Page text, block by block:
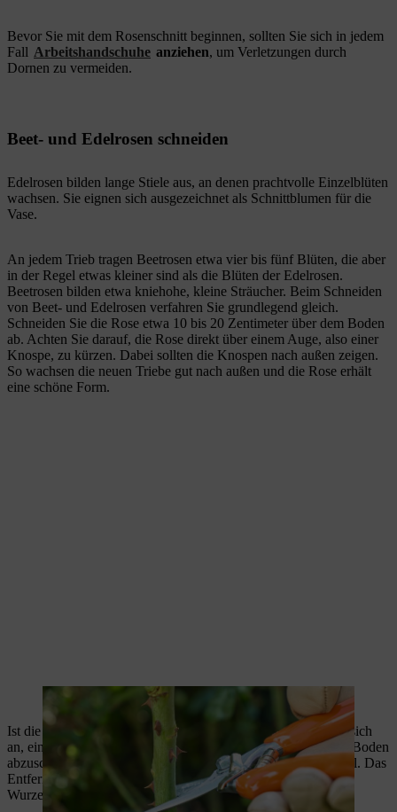
Bevor Sie mit dem Rosenschnitt beginnen, sollten Sie sich in jedem
Fall Arbeitshandschuhe anziehen, um Verletzungen durch
Dornen zu vermeiden.
Beet- und Edelrosen schneiden
Edelrosen bilden lange Stiele aus, an denen prachtvolle Einzelblüten
wachsen. Sie eignen sich ausgezeichnet als Schnittblumen für die
Vase.
An jedem Trieb tragen Beetrosen etwa vier bis fünf Blüten, die aber
in der Regel etwas kleiner sind als die Blüten der Edelrosen.
Beetrosen bilden etwa kniehohe, kleine Sträucher. Beim Schneiden
von Beet- und Edelrosen verfahren Sie grundlegend gleich.
Schneiden Sie die Rose etwa 10 bis 20 Zentimeter über dem Boden
ab. Achten Sie darauf, die Rose direkt über einem Auge, also einer
Knospe, zu kürzen. Dabei sollten die Knospen nach außen zeigen.
So wachsen die neuen Triebe gut nach außen und die Rose erhält
eine schöne Form.
Die Rose wird immer direkt über einem Auge abgeschnitten.
Ist die Rose älter und hat einige sehr kräftige Triebe, bietet es sich
an, einen oder zwei davon mit der Astschere knapp über dem Boden
abzuschneiden. Kürzen Sie aber niemals alle Triebe auf einmal. Das
Entfernen der Triebe regt die Bildung neuer Triebe aus der
Wurzelbasis an.